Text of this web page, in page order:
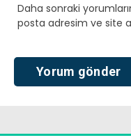
Daha sonraki
posta adresim ve site